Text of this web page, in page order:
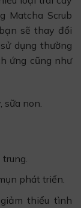
Matcha Scrub
sẽ thay đổi
dụng thường
ứng cũng như
sữa non.
phát triển.
thiểu tình